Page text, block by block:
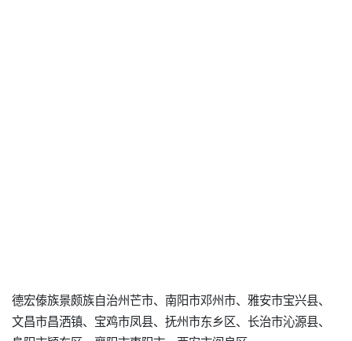
德宏傣族景颇族自治州芒市、南阳市邓州市、雅安市宝兴县、
文昌市昌洒镇、宝鸡市凤县、抚州市东乡区、长治市沁源县、